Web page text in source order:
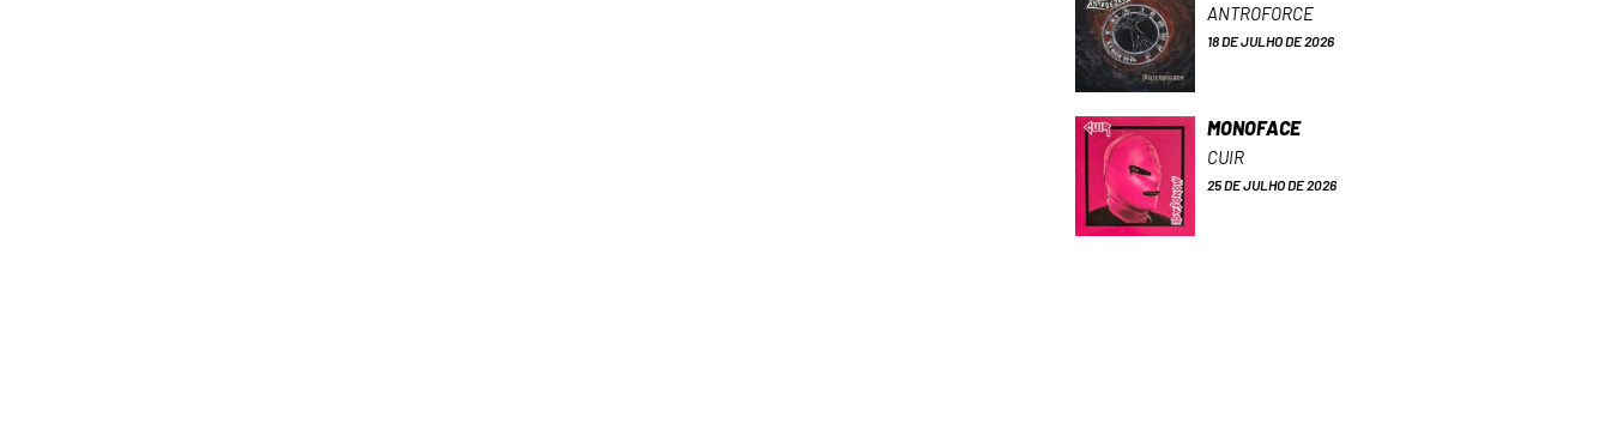
ANTROFORCE
18 DE JULHO DE 2026
MONOFACE
CUIR
25 DE JULHO DE 2026